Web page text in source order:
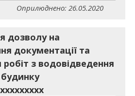
Оприлюднено: 26.05.2020
дозволу на
документації та
з водовідведення